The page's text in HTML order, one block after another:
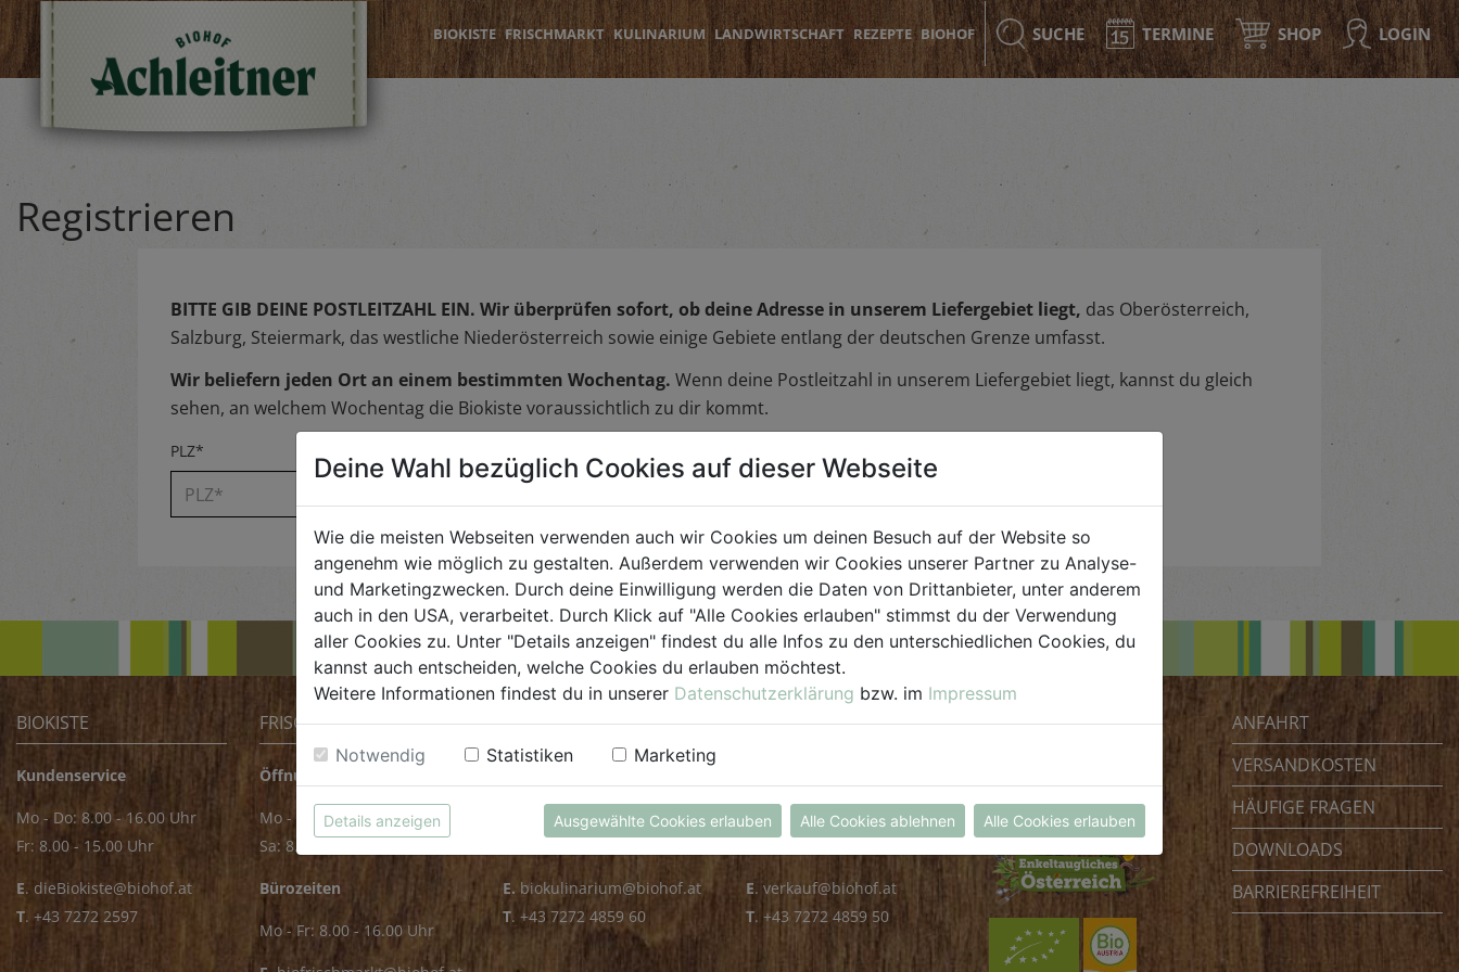
BIOKISTE FRISCHMARKT KULINARIUM LANDWIRTSCHAFT REZEPTE BIOHOF SUCHE TERMINE SHOP LOGIN
Registrieren
BITTE GIB DEINE POSTLEITZAHL EIN. Wir überprüfen sofort, ob deine Adresse in unserem Liefergebiet liegt, das Oberösterreich,
Salzburg, Steiermark, das westliche Niederösterreich sowie einige Gebiete entlang der deutschen Grenze umfasst.
Wir beliefern jeden Ort an einem bestimmten Wochentag. Wenn deine Postleitzahl in unserem Liefergebiet liegt, kannst du gleich
sehen, an welchem Wochentag die Biokiste voraussichtlich zu dir kommt.
PLZ*
BIOKISTE
Kundenservice
Mo - Do: 8.00 - 16.00 Uhr
Fr: 8.00 - 15.00 Uhr
E. dieBiokiste@biohof.at
T. +43 7272 2597
FRISCHMARKT
Öffnungszeiten
Mo - Fr: 8.00 - 18.00 Uhr
Sa: 8.00 - 14.00 Uhr
Bürozeiten
Mo - Fr: 8.00 - 16.00 Uhr
KULINARIUM
Mo - Fr: 8.00 - 14.30 Uhr
E. biokulinarium@biohof.at
T. +43 7272 4859 60
GROSSHANDEL
Mo - Do: 8.00 - 16.00 Uhr
E. verkauf@biohof.at
T. +43 7272 4859 50
Biohof Achleitner
4070 Eferding
Österreich
ANFAHRT
VERSANDKOSTEN
HÄUFIGE FRAGEN
DOWNLOADS
BARRIEREFREIHEIT
Deine Wahl bezüglich Cookies auf dieser Webseite
Wie die meisten Webseiten verwenden auch wir Cookies um deinen Besuch auf der Website so
angenehm wie möglich zu gestalten. Außerdem verwenden wir Cookies unserer Partner zu Analyse-
und Marketingzwecken. Durch deine Einwilligung werden die Daten von Drittanbieter, unter anderem
auch in den USA, verarbeitet. Durch Klick auf "Alle Cookies erlauben" stimmst du der Verwendung
aller Cookies zu. Unter "Details anzeigen" findest du alle Infos zu den unterschiedlichen Cookies, du
kannst auch entscheiden, welche Cookies du erlauben möchtest.
Weitere Informationen findest du in unserer Datenschutzerklärung bzw. im Impressum
Notwendig Statistiken Marketing
Details anzeigen Ausgewählte Cookies erlauben Alle Cookies ablehnen Alle Cookies erlauben